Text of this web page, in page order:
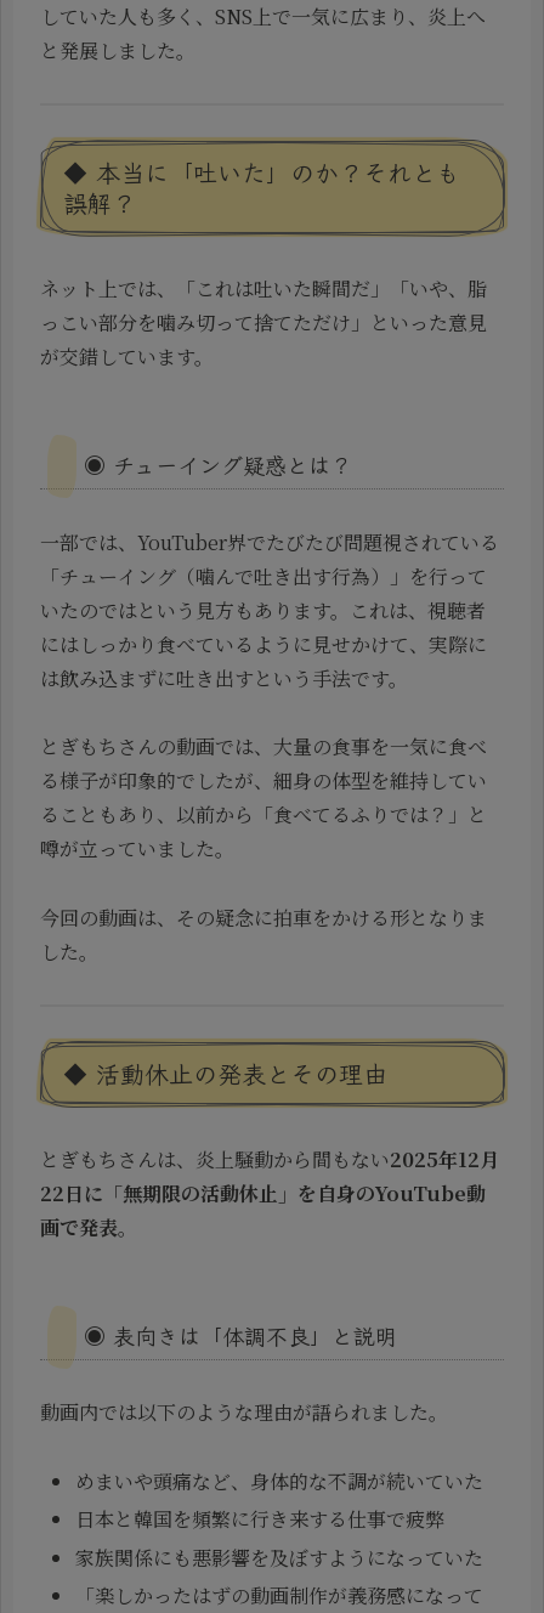
していた人も多く、SNS上で一気に広まり、炎上へ
と発展しました。
◆ 本当に「吐いた」のか？それとも
誤解？
ネット上では、「これは吐いた瞬間だ」「いや、脂
っこい部分を噛み切って捨てただけ」といった意見
が交錯しています。
◉ チューイング疑惑とは？
一部では、YouTuber界でたびたび問題視されている
「チューイング（噛んで吐き出す行為）」を行って
いたのではという見方もあります。これは、視聴者
にはしっかり食べているように見せかけて、実際に
は飲み込まずに吐き出すという手法です。
とぎもちさんの動画では、大量の食事を一気に食べ
る様子が印象的でしたが、細身の体型を維持してい
ることもあり、以前から「食べてるふりでは？」と
噂が立っていました。
今回の動画は、その疑念に拍車をかける形となりま
した。
◆ 活動休止の発表とその理由
とぎもちさんは、炎上騒動から間もない2025年12月
22日に「無期限の活動休止」を自身のYouTube動
画で発表。
◉ 表向きは「体調不良」と説明
動画内では以下のような理由が語られました。
めまいや頭痛など、身体的な不調が続いていた
日本と韓国を頻繁に行き来する仕事で疲弊
家族関係にも悪影響を及ぼすようになっていた
「楽しかったはずの動画制作が義務感になって